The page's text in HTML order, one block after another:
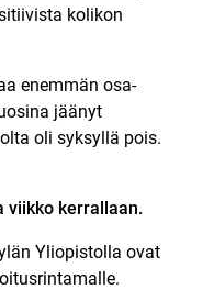
kolikon
enemmän osa-
jäänyt
oli syksyllä pois.
viikko kerrallaan.
Yliopistolla ovat